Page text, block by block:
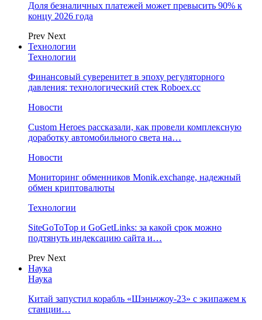
Доля безналичных платежей может превысить 90% к
концу 2026 года
Prev Next
Технологии
Технологии
Финансовый суверенитет в эпоху регуляторного
давления: технологический стек Roboex.cc
Новости
Custom Heroes рассказали, как провели комплексную
доработку автомобильного света на…
Новости
Мониторинг обменников Monik.exchange, надежный
обмен криптовалюты
Технологии
SiteGoToTop и GoGetLinks: за какой срок можно
подтянуть индексацию сайта и…
Prev Next
Наука
Наука
Китай запустил корабль «Шэньчжоу-23» с экипажем к
станции…